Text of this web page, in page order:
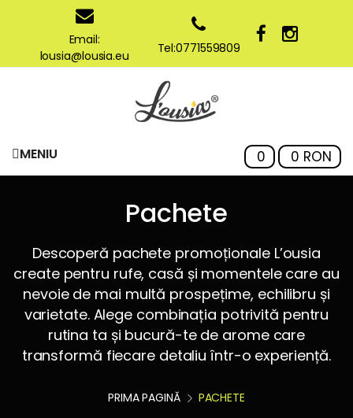
Email:
lousia@lousia.eu
Tel:0771559809
MENIU 0 0 RON
Pachete
Descoperă pachete promoționale L’ousia
create pentru rufe, casă și momentele care au
nevoie de mai multă prospețime, echilibru și
varietate. Alege combinația potrivită pentru
rutina ta și bucură-te de arome care
transformă fiecare detaliu într-o experiență.
PRIMA PAGINĂ PACHETE